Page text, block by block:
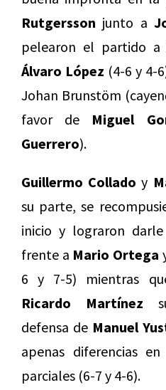
Rutgersson junto a
pelearon el partido a
Álvaro López (4-6 y 4-
Johan Brunstöm
favor de Miguel
Guerrero).
Guillermo Collado y
su parte, se
inicio y lograron
frente a Mario Ortega
6 y 7-5) mientras
Ricardo Martínez
defensa de Manuel
apenas diferencias
parciales (6-7 y 4-6).